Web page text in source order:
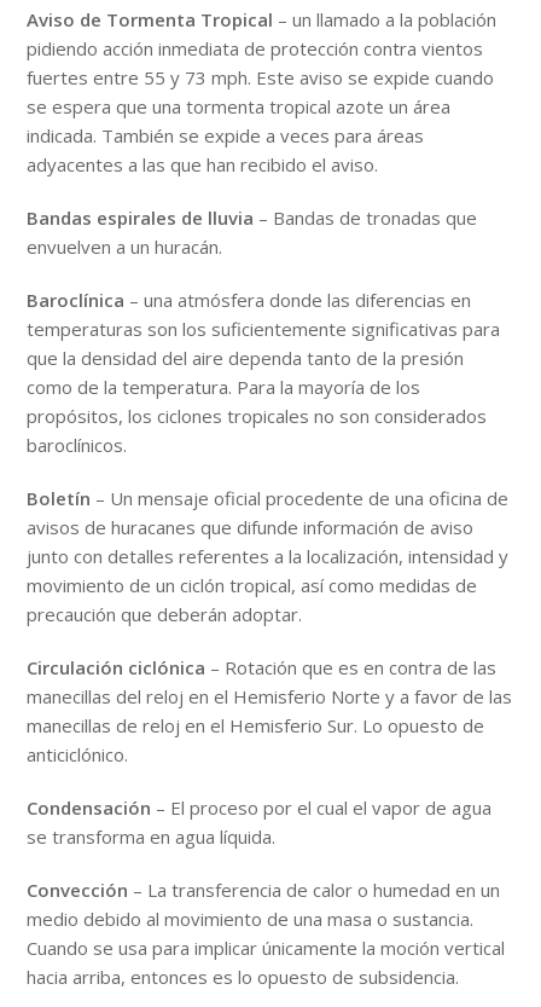
Aviso de Tormenta Tropical – un llamado a la población
pidiendo acción inmediata de protección contra vientos
fuertes entre 55 y 73 mph. Este aviso se expide cuando
se espera que una tormenta tropical azote un área
indicada. También se expide a veces para áreas
adyacentes a las que han recibido el aviso.
Bandas espirales de lluvia – Bandas de tronadas que
envuelven a un huracán.
Baroclínica – una atmósfera donde las diferencias en
temperaturas son los suficientemente significativas para
que la densidad del aire dependa tanto de la presión
como de la temperatura. Para la mayoría de los
propósitos, los ciclones tropicales no son considerados
baroclínicos.
Boletín – Un mensaje oficial procedente de una oficina de
avisos de huracanes que difunde información de aviso
junto con detalles referentes a la localización, intensidad y
movimiento de un ciclón tropical, así como medidas de
precaución que deberán adoptar.
Circulación ciclónica – Rotación que es en contra de las
manecillas del reloj en el Hemisferio Norte y a favor de las
manecillas de reloj en el Hemisferio Sur. Lo opuesto de
anticiclónico.
Condensación – El proceso por el cual el vapor de agua
se transforma en agua líquida.
Convección – La transferencia de calor o humedad en un
medio debido al movimiento de una masa o sustancia.
Cuando se usa para implicar únicamente la moción vertical
hacia arriba, entonces es lo opuesto de subsidencia.